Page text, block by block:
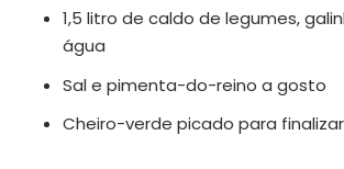
1,5 litro de caldo de legumes,
água
Sal e pimenta-do-reino a gosto
Cheiro-verde picado para